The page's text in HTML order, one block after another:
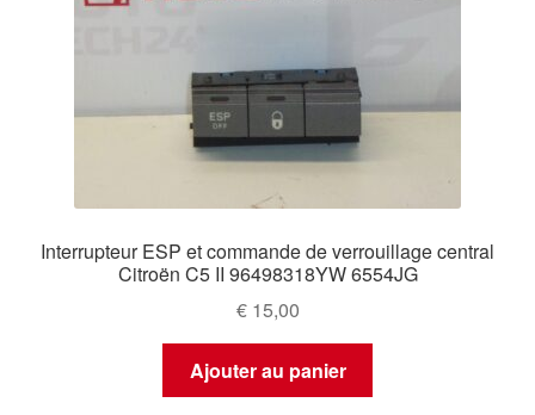
Interrupteur ESP et commande de verrouillage central
Citroën C5 II 96498318YW 6554JG
€15,00
Ajouter au panier